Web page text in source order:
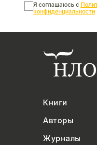
Я соглашаюсь с
конфиденциальности
Книги
Авторы
Журналы